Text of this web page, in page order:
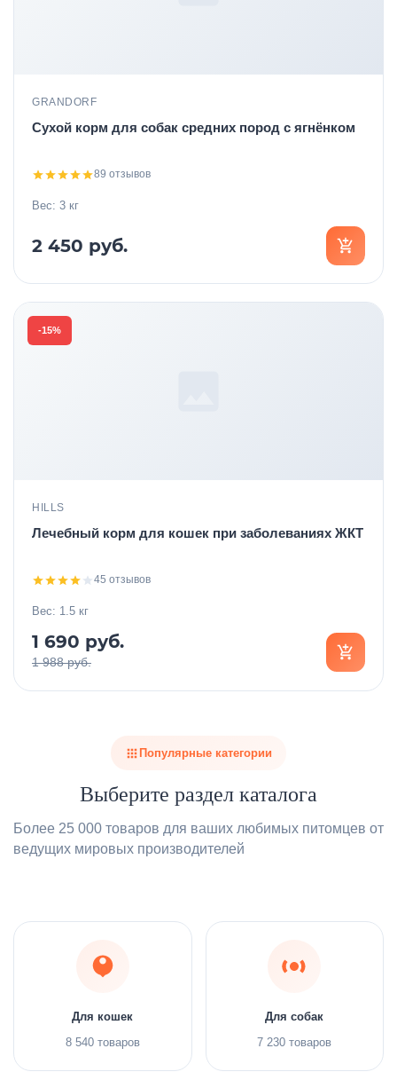
GRANDORF
Сухой корм для собак средних пород с ягнёнком
89 отзывов
Вес: 3 кг
2 450 руб.
-15%
HILLS
Лечебный корм для кошек при заболеваниях ЖКТ
45 отзывов
Вес: 1.5 кг
1 690 руб.
1 988 руб.
Популярные категории
Выберите раздел каталога
Более 25 000 товаров для ваших любимых питомцев от
ведущих мировых производителей
Для кошек
8 540 товаров
Для собак
7 230 товаров